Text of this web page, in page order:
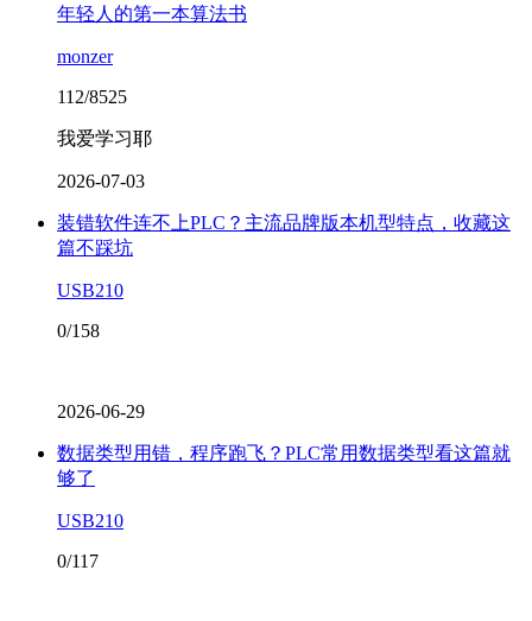
年轻人的第一本算法书
monzer
112/8525
我爱学习耶
2026-07-03
装错软件连不上PLC？主流品牌版本机型特点，收藏这
篇不踩坑
USB210
0/158
2026-06-29
数据类型用错，程序跑飞？PLC常用数据类型看这篇就
够了
USB210
0/117